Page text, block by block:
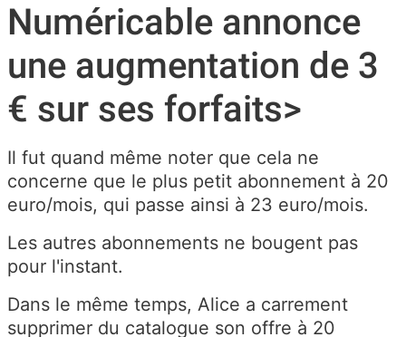
Numéricable annonce
une augmentation de 3
€ sur ses forfaits>
Il fut quand même noter que cela ne
concerne que le plus petit abonnement à 20
euro/mois, qui passe ainsi à 23 euro/mois.
Les autres abonnements ne bougent pas
pour l'instant.
Dans le même temps, Alice a carrement
supprimer du catalogue son offre à 20